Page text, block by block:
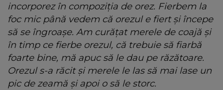
incorporez în compoziția de orez. Fierbem la
foc mic până vedem că orezul e fiert și începe
să se îngroașe. Am curățat merele de coajă și
în timp ce fierbe orezul, că trebuie să fiarbă
foarte bine, mă apuc să le dau pe răzătoare.
Orezul s-a răcit și merele le las să mai lase un
pic de zeamă și apoi o să le storc.